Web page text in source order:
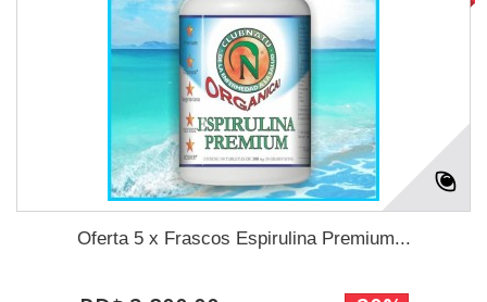
Oferta 5 x Frascos Espirulina Premium...